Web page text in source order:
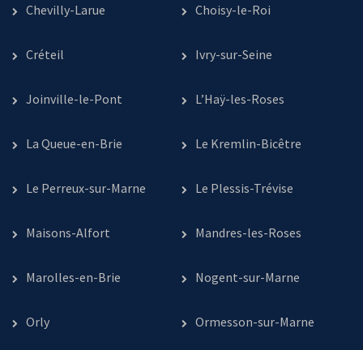
Chevilly-Larue Choisy-le-Roi
Créteil Ivry-sur-Seine
Joinville-le-Pont L’Haÿ-les-Roses
La Queue-en-Brie Le Kremlin-Bicêtre
Le Perreux-sur-Marne Le Plessis-Trévise
Maisons-Alfort Mandres-les-Roses
Marolles-en-Brie Nogent-sur-Marne
Orly Ormesson-sur-Marne